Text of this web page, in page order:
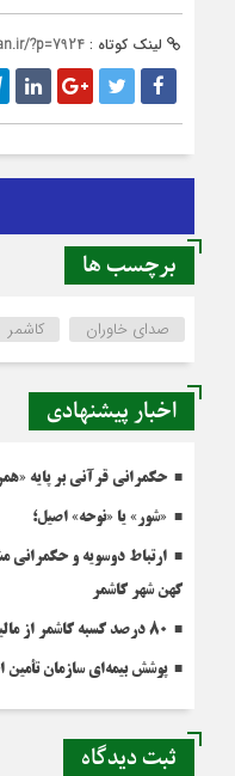
لینک کوتاه : ?p=7924
برچسب ها
صدای خاوران کاشمر
اخبار پیشنهادی
حکمرانی قرآنی بر پایه
«شور» یا «نوحه» اصیل؛
ارتباط دوسویه و حکمرانی
کهن شهر کاشمر
۸۰ درصد کسبه کاشمر از مالیات عملکرد معاف هستند
پوشش بیمه‌ای سازمان
ثبت دیدگاه